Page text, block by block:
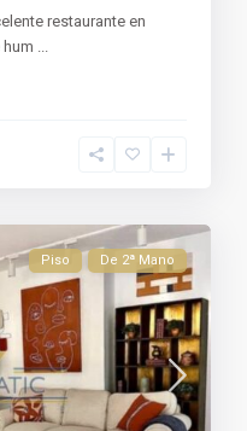
restaurante en
...
Piso De 2ª Mano